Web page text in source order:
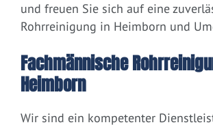
und freuen Sie sich auf eine
Rohrreinigung in Heimborn und
Fachmännische
Heimborn
Wir sind ein kompetenter